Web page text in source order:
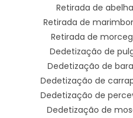
Retirada de
Retirada de
Retirada de
Dedetização de
Dedetização de
Dedetização de
Dedetização de
Dedetização de